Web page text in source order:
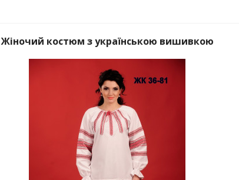
Жіночий костюм з українською вишивкою